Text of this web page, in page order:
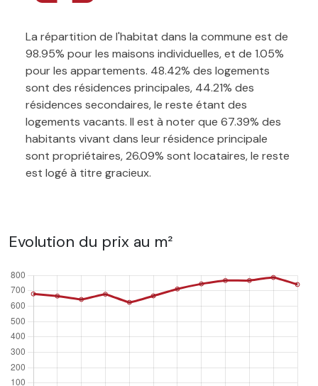
La répartition de l'habitat dans la commune est de
98.95% pour les maisons individuelles, et de 1.05%
pour les appartements. 48.42% des logements
sont des résidences principales, 44.21% des
résidences secondaires, le reste étant des
logements vacants. Il est à noter que 67.39% des
habitants vivant dans leur résidence principale
sont propriétaires, 26.09% sont locataires, le reste
est logé à titre gracieux.
Evolution du prix au m²